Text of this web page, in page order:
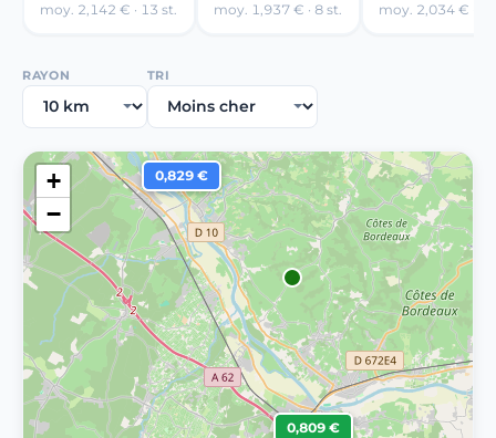
moy. 2,142 € · 13 st. moy. 1,937 € · 8 st. moy. 2,034 € · 9
RAYON TRI
0,809 €
0,829 €
+
−